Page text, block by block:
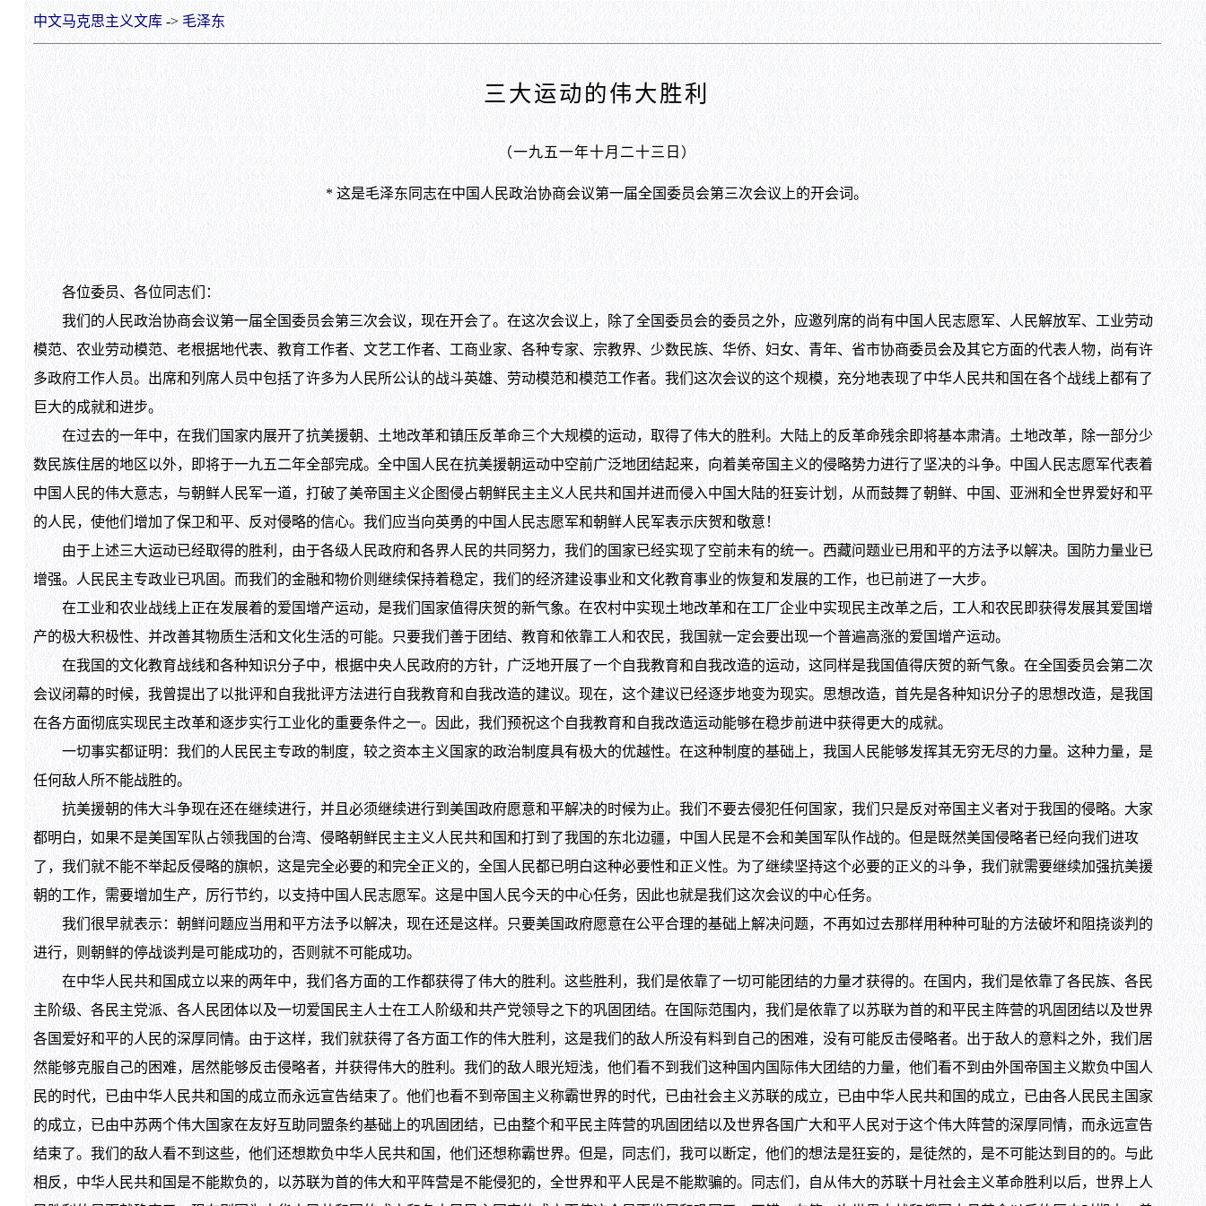
中文马克思主义文库-> 毛泽东
三大运动的伟大胜利
（一九五一年十月二十三日）
* 这是毛泽东同志在中国人民政治协商会议第一届全国委员会第三次会议上的开会词。
各位委员、各位同志们：
我们的人民政治协商会议第一届全国委员会第三次会议，现在开会了。在这次会议上，除了全国委员会的委员之外，应邀列席的尚有中国人民志愿军、人民解放军、工业劳动
模范、农业劳动模范、老根据地代表、教育工作者、文艺工作者、工商业家、各种专家、宗教界、少数民族、华侨、妇女、青年、省市协商委员会及其它方面的代表人物，尚有许
多政府工作人员。出席和列席人员中包括了许多为人民所公认的战斗英雄、劳动模范和模范工作者。我们这次会议的这个规模，充分地表现了中华人民共和国在各个战线上都有了
巨大的成就和进步。
在过去的一年中，在我们国家内展开了抗美援朝、土地改革和镇压反革命三个大规模的运动，取得了伟大的胜利。大陆上的反革命残余即将基本肃清。土地改革，除一部分少
数民族住居的地区以外，即将于一九五二年全部完成。全中国人民在抗美援朝运动中空前广泛地团结起来，向着美帝国主义的侵略势力进行了坚决的斗争。中国人民志愿军代表着
中国人民的伟大意志，与朝鲜人民军一道，打破了美帝国主义企图侵占朝鲜民主主义人民共和国并进而侵入中国大陆的狂妄计划，从而鼓舞了朝鲜、中国、亚洲和全世界爱好和平
的人民，使他们增加了保卫和平、反对侵略的信心。我们应当向英勇的中国人民志愿军和朝鲜人民军表示庆贺和敬意！
由于上述三大运动已经取得的胜利，由于各级人民政府和各界人民的共同努力，我们的国家已经实现了空前未有的统一。西藏问题业已用和平的方法予以解决。国防力量业已
增强。人民民主专政业已巩固。而我们的金融和物价则继续保持着稳定，我们的经济建设事业和文化教育事业的恢复和发展的工作，也已前进了一大步。
在工业和农业战线上正在发展着的爱国增产运动，是我们国家值得庆贺的新气象。在农村中实现土地改革和在工厂企业中实现民主改革之后，工人和农民即获得发展其爱国增
产的极大积极性、并改善其物质生活和文化生活的可能。只要我们善于团结、教育和依靠工人和农民，我国就一定会要出现一个普遍高涨的爱国增产运动。
在我国的文化教育战线和各种知识分子中，根据中央人民政府的方针，广泛地开展了一个自我教育和自我改造的运动，这同样是我国值得庆贺的新气象。在全国委员会第二次
会议闭幕的时候，我曾提出了以批评和自我批评方法进行自我教育和自我改造的建议。现在，这个建议已经逐步地变为现实。思想改造，首先是各种知识分子的思想改造，是我国
在各方面彻底实现民主改革和逐步实行工业化的重要条件之一。因此，我们预祝这个自我教育和自我改造运动能够在稳步前进中获得更大的成就。
一切事实都证明：我们的人民民主专政的制度，较之资本主义国家的政治制度具有极大的优越性。在这种制度的基础上，我国人民能够发挥其无穷无尽的力量。这种力量，是
任何敌人所不能战胜的。
抗美援朝的伟大斗争现在还在继续进行，并且必须继续进行到美国政府愿意和平解决的时候为止。我们不要去侵犯任何国家，我们只是反对帝国主义者对于我国的侵略。大家
都明白，如果不是美国军队占领我国的台湾、侵略朝鲜民主主义人民共和国和打到了我国的东北边疆，中国人民是不会和美国军队作战的。但是既然美国侵略者已经向我们进攻
了，我们就不能不举起反侵略的旗帜，这是完全必要的和完全正义的，全国人民都已明白这种必要性和正义性。为了继续坚持这个必要的正义的斗争，我们就需要继续加强抗美援
朝的工作，需要增加生产，厉行节约，以支持中国人民志愿军。这是中国人民今天的中心任务，因此也就是我们这次会议的中心任务。
我们很早就表示：朝鲜问题应当用和平方法予以解决，现在还是这样。只要美国政府愿意在公平合理的基础上解决问题，不再如过去那样用种种可耻的方法破坏和阻挠谈判的
进行，则朝鲜的停战谈判是可能成功的，否则就不可能成功。
在中华人民共和国成立以来的两年中，我们各方面的工作都获得了伟大的胜利。这些胜利，我们是依靠了一切可能团结的力量才获得的。在国内，我们是依靠了各民族、各民
主阶级、各民主党派、各人民团体以及一切爱国民主人士在工人阶级和共产党领导之下的巩固团结。在国际范围内，我们是依靠了以苏联为首的和平民主阵营的巩固团结以及世界
各国爱好和平的人民的深厚同情。由于这样，我们就获得了各方面工作的伟大胜利，这是我们的敌人所没有料到自己的困难，没有可能反击侵略者。出于敌人的意料之外，我们居
然能够克服自己的困难，居然能够反击侵略者，并获得伟大的胜利。我们的敌人眼光短浅，他们看不到我们这种国内国际伟大团结的力量，他们看不到由外国帝国主义欺负中国人
民的时代，已由中华人民共和国的成立而永远宣告结束了。他们也看不到帝国主义称霸世界的时代，已由社会主义苏联的成立，已由中华人民共和国的成立，已由各人民民主国家
的成立，已由中苏两个伟大国家在友好互助同盟条约基础上的巩固团结，已由整个和平民主阵营的巩固团结以及世界各国广大和平人民对于这个伟大阵营的深厚同情，而永远宣告
结束了。我们的敌人看不到这些，他们还想欺负中华人民共和国，他们还想称霸世界。但是，同志们，我可以断定，他们的想法是狂妄的，是徒然的，是不可能达到目的的。与此
相反，中华人民共和国是不能欺负的，以苏联为首的伟大和平阵营是不能侵犯的，全世界和平人民是不能欺骗的。同志们，自从伟大的苏联十月社会主义革命胜利以后，世界上人